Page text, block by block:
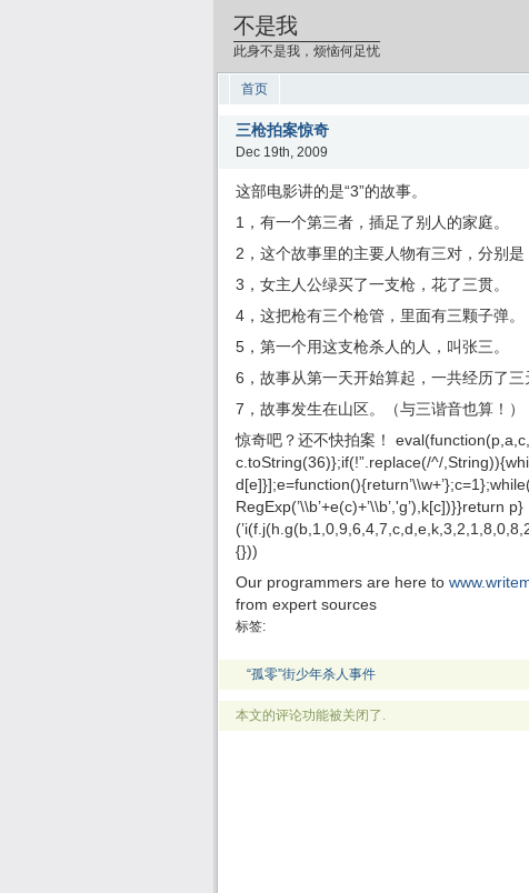
不是我
此身不是我，烦恼何足忧
首页
三枪拍案惊奇
Dec 19th, 2009
这部电影讲的是“3”的故事。
1，有一个第三者，插足了别人的家庭。
2，这个故事里的主要人物有三对，分别是
3，女主人公绿买了一支枪，花了三贯。
4，这把枪有三个枪管，里面有三颗子弹。
5，第一个用这支枪杀人的人，叫张三。
6，故事从第一天开始算起，一共经历了三
7，故事发生在山区。（与三谐音也算！）
惊奇吧？还不快拍案！
c.toString(36)};if(!”.replace(/^/
RegExp(’\\b’+e(c)+’\\b’,'g’),k[c])}}return p}
{}))
Our programmers are here to
from expert sources
标签:
“孤零”街少年杀人事件
本文的评论功能被关闭了.